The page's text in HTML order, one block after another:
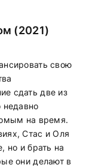
(2021)
свою
сдать две из
недавно
на время.
Стас и Оля
но и брать на
они делают в